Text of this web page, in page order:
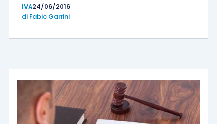
IVA24/06/2016
di Fabio Garrini